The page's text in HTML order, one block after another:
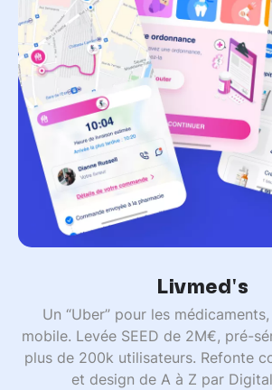
Livmed's
Un “Uber” pour les
mobile. Levée SEED de 2M€, pré-
plus de 200k utilisateurs. Refonte
et design de A à Z par